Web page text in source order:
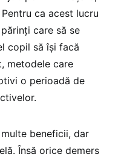
ca acest lucru
care să se
copil să îşi facă
metodele care
o perioadă de
beneficii, dar
Însă orice demers